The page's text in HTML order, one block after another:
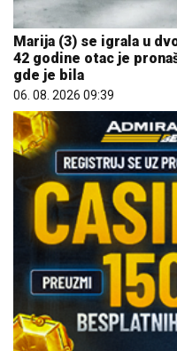
Marija (3) se igrala u
42 godine otac je
gde je bila
06. 08. 2026 09:39